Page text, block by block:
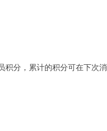
积分，累计的积分可在下次消